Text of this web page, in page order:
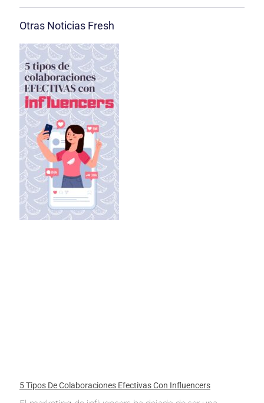
Otras Noticias Fresh
5 Tipos De Colaboraciones Efectivas Con Influencers